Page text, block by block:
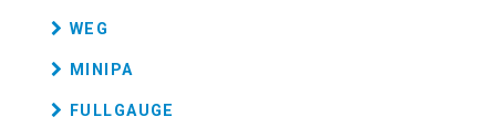
WEG
MINIPA
FULLGAUGE